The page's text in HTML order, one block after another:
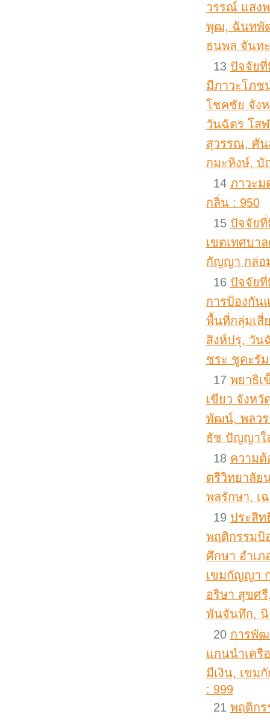
วรรณ์ แสง
พุฒ, ฉันทพัฒ
ธนพล จันท
13 ปัจจัย
มีภาวะโภช
โชคชัย จัง
วันฉัตร โส
สุวรรณ, ศัน
กมะหิงษ์,
14 ภาวะ
กลิ่น : 950
15 ปัจจัยที่
เขตเทศบา
กัญญา กล่อ
16 ปัจจัย
การป้องกัน
พื้นที่กลุ่มเสี่
สิงห์ปรุ, วัน
ชระ ชูคะรั
17 พยาธิเ
เขียว จังห
พัฒน์, พลวร
ธัช ปัญญาใ
18 ความ
ตรีวิทยาลัย
พลรักษา, เ
19 ประสิ
พฤติกรรมป้
ศึกษา อำเ
เขมกัญญา
อริษา สุขศ
พันจันทึก, นิ
20 การพัฒ
แกนนำเครื
มีเงิน, เขม
: 999
21 พฤติก